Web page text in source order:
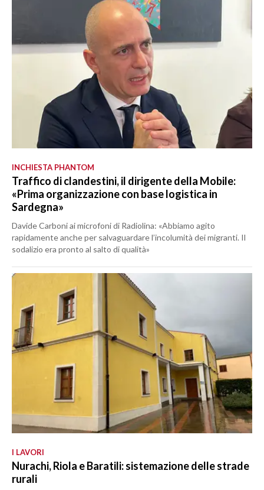
INCHIESTA PHANTOM
Traffico di clandestini, il dirigente della Mobile:
«Prima organizzazione con base logistica in
Sardegna»
Davide Carboni ai microfoni di Radiolina: «Abbiamo agito
rapidamente anche per salvaguardare l’incolumità dei migranti. Il
sodalizio era pronto al salto di qualità»
I LAVORI
Nurachi, Riola e Baratili: sistemazione delle strade
rurali